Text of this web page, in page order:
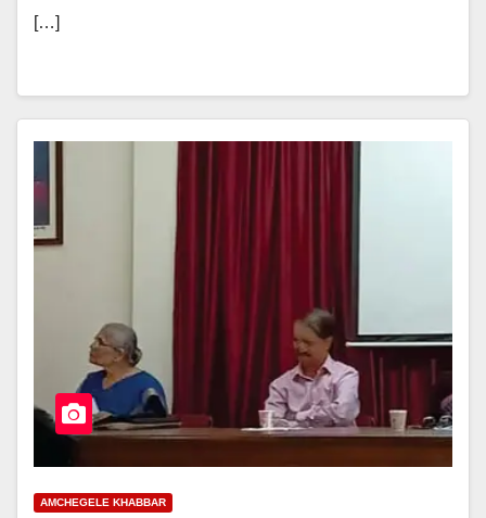
[…]
AMCHEGELE KHABBAR